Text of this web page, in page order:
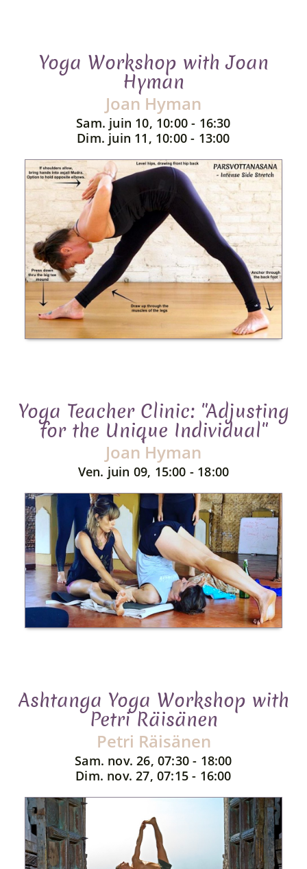
Yoga Workshop with Joan
Hyman
Joan Hyman
Sam. juin 10, 10:00 - 16:30
Dim. juin 11, 10:00 - 13:00
Yoga Teacher Clinic: "Adjusting
for the Unique Individual"
Joan Hyman
Ven. juin 09, 15:00 - 18:00
Ashtanga Yoga Workshop with
Petri Räisänen
Petri Räisänen
Sam. nov. 26, 07:30 - 18:00
Dim. nov. 27, 07:15 - 16:00